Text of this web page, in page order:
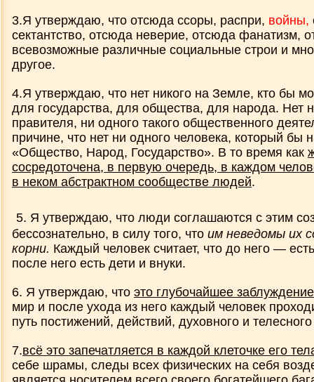
3.Я утверждаю, что отсюда ссоры, распри, войны,
сектантство, отсюда неверие, отсюда фанатизм,
всевозможные различные социальные строи и
другое.
4.Я утверждаю, что нет никого на Земле, кто бы
для государства, для общества, для народа. Нет
правителя, ни одного такого общественного
причине, что нет ни одного человека, который бы
«Общество, Народ, Государство». В то время как
сосредоточена, в первую очередь, в каждом
в неком абстрактном сообществе людей.
5. Я утверждаю, что люди соглашаются с этим
бессознательно, в силу того, что им неведомы их
корни. Каждый человек считает, что до него —
после него есть дети и внуки.
6. Я утверждаю, что это глубочайшее заблуждение
мир и после ухода из него каждый человек
путь постижений, действий, духовного и
7.всё это запечатляется в каждой клеточке его
себе шрамы, следы всех физических на себя
О духовности
Каким должен быть Мессия
Реальность будущего или Будущее
продолжается!
Многобожие нашего времени
Проклятие Сатаны, допущенное
Не хлебом единым жив человек
Два вида идей
Мои утверждения, 1 ч.
Мои утверждения, 2 ч.